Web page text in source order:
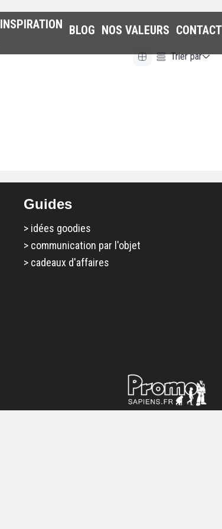
INSPIRATION BLOG NOS VALEURS CONTACT
Trier par
Guides
> idées goodies
> communication par l'objet
> cadeaux d'affaires